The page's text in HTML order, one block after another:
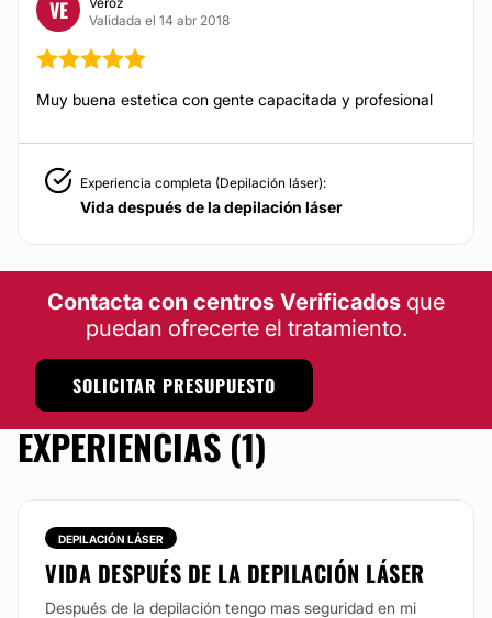
VE
Validada el 14 abr 2018
Muy buena estetica con gente capacitada y profesional
Experiencia completa (Depilación láser):
Vida después de la depilación láser
Contacta con centros Verificados que
puedan ofrecerte el tratamiento.
SOLICITAR PRESUPUESTO
EXPERIENCIAS (1)
DEPILACIÓN LÁSER
VIDA DESPUÉS DE LA DEPILACIÓN LÁSER
Después de la depilación tengo mas seguridad en mi